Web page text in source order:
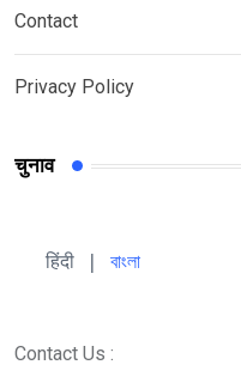
Contact
Privacy Policy
चुनाव
हिंदी | বাংলা
Contact Us :